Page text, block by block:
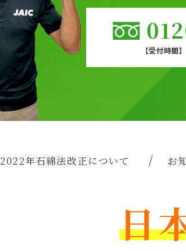
【受付時
2022年石綿法改正について お
日